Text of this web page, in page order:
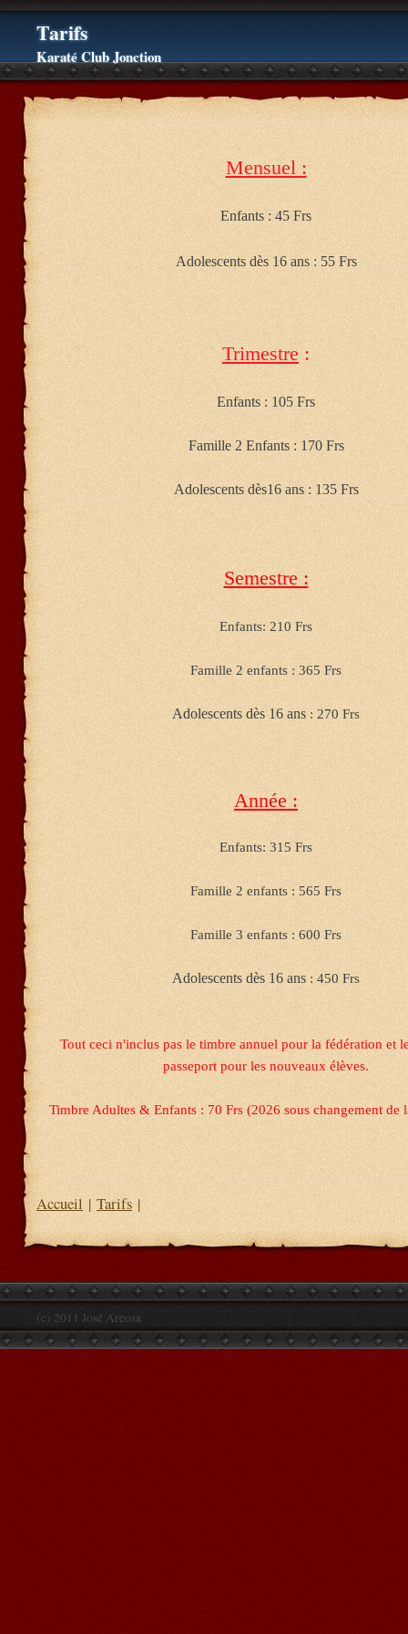
Tarifs
Karaté Club Jonction
Mensuel :
Enfants : 45 Frs
Adolescents dès 16 ans : 55 Frs
Trimestre :
Enfants : 105 Frs
Famille 2 Enfants : 170 Frs
Adolescents dès16 ans : 135 Frs
Semestre :
Enfants: 210 Frs
Famille 2 enfants : 365 Frs
Adolescents dès 16 ans : 270 Frs
Année :
Enfants: 315 Frs
Famille 2 enfants : 565 Frs
Famille 3 enfants : 600 Frs
Adolescents dès 16 ans : 450 Frs
Tout ceci n'inclus pas le timbre annuel pour la fédération et
passeport pour les nouveaux élèves.
Timbre Adultes & Enfants : 70 Frs (2026 sous changement de
Accueil | Tarifs |
(c) 2011 José Areosa